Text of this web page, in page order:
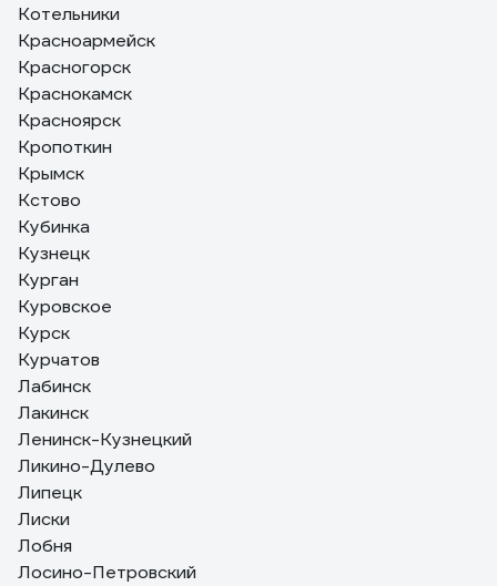
Котельники
Красноармейск
Красногорск
Краснокамск
Красноярск
Кропоткин
Крымск
Кстово
Кубинка
Кузнецк
Курган
Куровское
Курск
Курчатов
Лабинск
Лакинск
Ленинск-Кузнецкий
Ликино-Дулево
Липецк
Лиски
Лобня
Лосино-Петровский